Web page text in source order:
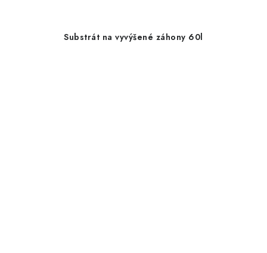
Substrát na vyvýšené záhony 60l